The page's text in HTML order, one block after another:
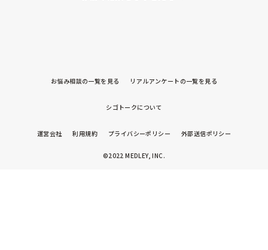
痛みには強い方と思っていました。
しているように見えると言われました。
お悩み相談の一覧を見る リアルアンケートの一覧を見る
シゴトークについて
運営会社 利用規約 プライバシーポリシー 外部送信ポリシー
©2022 MEDLEY, INC.